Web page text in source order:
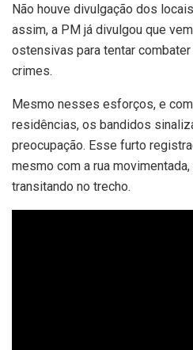
Não houve divulgação dos
assim, a PM já divulgou que
ostensivas para tentar
crimes.
Mesmo nesses esforços, e
residências, os bandidos
preocupação. Esse furto
mesmo com a rua
transitando no trecho.